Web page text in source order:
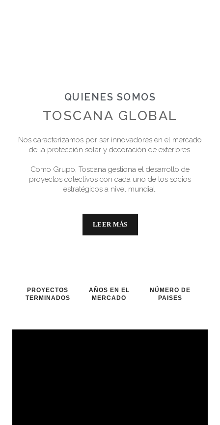
QUIENES SOMOS
TOSCANA GLOBAL
Nos caracterizamos por ser innovadores en el mercado
de la protección solar y decoración de exteriores.
Como Grupo, Toscana gestiona el desarrollo de
proyectos colectivos con cada uno de los socios
estratégicos a nivel mundial.
LEER MÁS
PROYECTOS
TERMINADOS
AÑOS EN EL
MERCADO
NÚMERO DE
PAISES